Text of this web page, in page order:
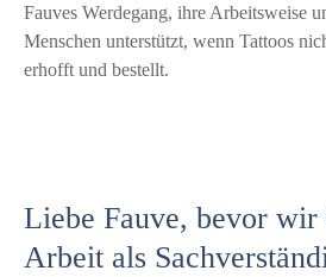
Fauves Werdegang, ihre Arbeitsweise
Menschen unterstützt, wenn Tattoos
erhofft und bestellt.
Liebe Fauve, bevor wir
Arbeit als